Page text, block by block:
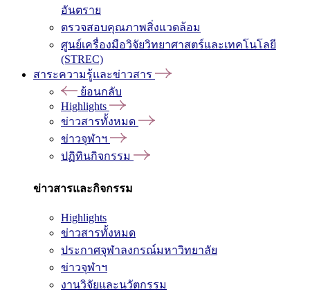
อันตราย
ตรวจสอบคุณภาพสิ่งแวดล้อม
ศูนย์เครื่องมือวิจัยวิทยาศาสตร์และเทคโนโลยี
(STREC)
สาระความรู้และข่าวสาร
ย้อนกลับ
Highlights
ข่าวสารทั้งหมด
ข่าวจุฬาฯ
ปฏิทินกิจกรรม
ข่าวสารและกิจกรรม
Highlights
ข่าวสารทั้งหมด
ประกาศจุฬาลงกรณ์มหาวิทยาลัย
ข่าวจุฬาฯ
งานวิจัยและนวัตกรรม